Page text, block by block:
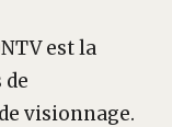
est la
visionnage.